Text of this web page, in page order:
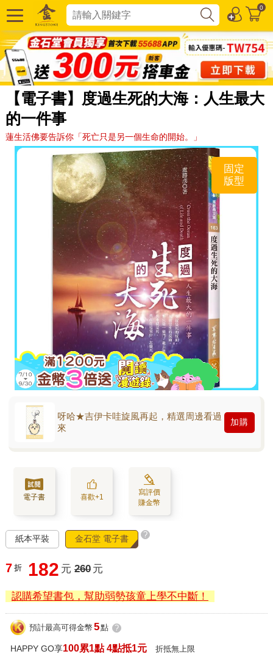
0
【電子書】度過生死的大海：人生最大
的一件事
蓮生活佛要告訴你「死亡只是另一個生命的開始。」
固定
版型
呀哈★吉伊卡哇旋風再起，精選周邊看過
來
加購
電子書 喜歡+1
寫評價
賺金幣
紙本平裝 金石堂 電子書 ?
7 折 182 元 260 元
認購希望書包，幫助弱勢孩童上學不中斷！
預計最高可得金幣 5點 ?
HAPPY GO享100累1點 4點抵1元 折抵無上限